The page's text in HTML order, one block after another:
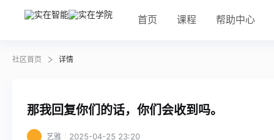
首页 课程 帮助中心
社区首页 详情
那我回复你们的话，你们会收到吗。
艺雅 2025-04-25 23:20